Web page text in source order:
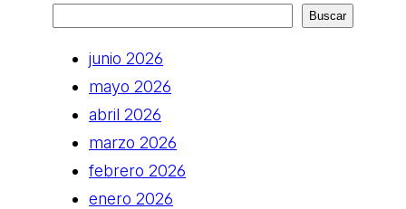
Buscar
junio 2026
mayo 2026
abril 2026
marzo 2026
febrero 2026
enero 2026